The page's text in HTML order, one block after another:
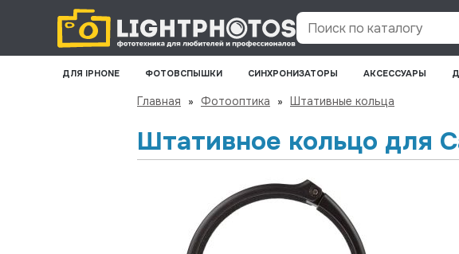
Поиск по каталогу
ДЛЯ IPHONE ФОТОВСПЫШКИ СИНХРОНИЗАТОРЫ АКСЕССУАРЫ
Главная » Фотооптика » Штативные кольца
Штативное кольцо для